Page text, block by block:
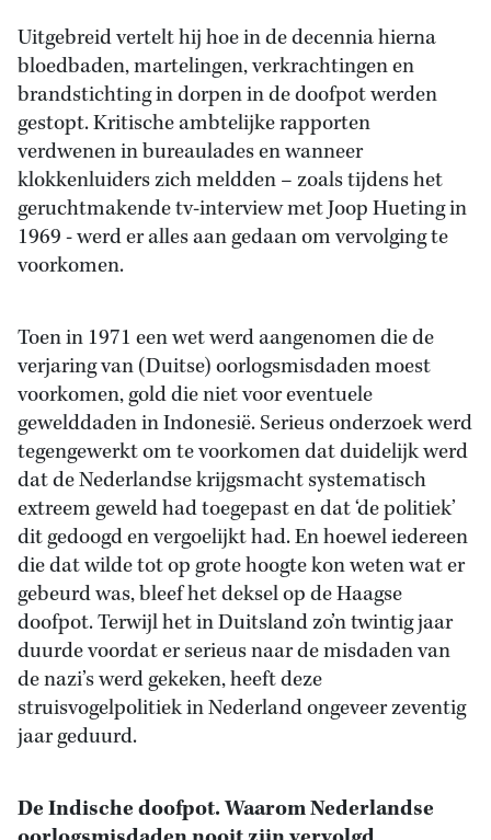
Uitgebreid vertelt hij hoe in de decennia hierna
bloedbaden, martelingen, verkrachtingen en
brandstichting in dorpen in de doofpot werden
gestopt. Kritische ambtelijke rapporten
verdwenen in bureaulades en wanneer
klokkenluiders zich meldden – zoals tijdens het
geruchtmakende tv-interview met Joop Hueting in
1969 - werd er alles aan gedaan om vervolging te
voorkomen.
Toen in 1971 een wet werd aangenomen die de
verjaring van (Duitse) oorlogsmisdaden moest
voorkomen, gold die niet voor eventuele
gewelddaden in Indonesië. Serieus onderzoek werd
tegengewerkt om te voorkomen dat duidelijk werd
dat de Nederlandse krijgsmacht systematisch
extreem geweld had toegepast en dat ‘de politiek’
dit gedoogd en vergoelijkt had. En hoewel iedereen
die dat wilde tot op grote hoogte kon weten wat er
gebeurd was, bleef het deksel op de Haagse
doofpot. Terwijl het in Duitsland zo’n twintig jaar
duurde voordat er serieus naar de misdaden van
de nazi’s werd gekeken, heeft deze
struisvogelpolitiek in Nederland ongeveer zeventig
jaar geduurd.
De Indische doofpot. Waarom Nederlandse